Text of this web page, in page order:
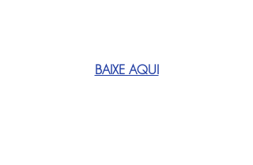
BAIXE AQUI